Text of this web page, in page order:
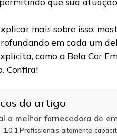
mais sobre isso,
em cada um
como a Bela Cor
Confira!
do artigo
a melhor fornecedora de
Profissionais altamente